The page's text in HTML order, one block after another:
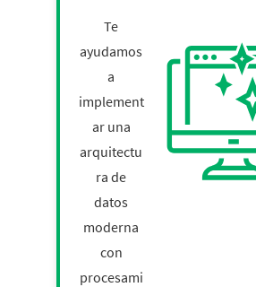
Te
ayudamos
a
implement
ar una
arquitectu
ra de
datos
moderna
con
procesami